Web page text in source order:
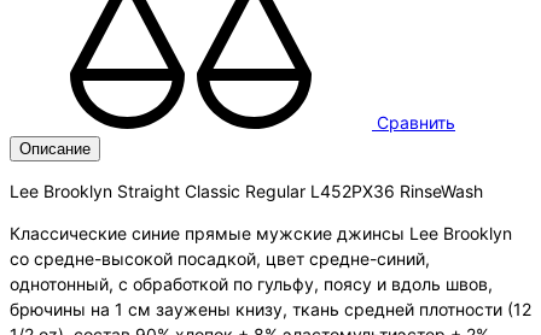
Сравнить
Описание
Lee Brooklyn Straight Classic Regular L452PX36 RinseWash
Классические синие прямые мужские джинсы Lee Brooklyn
со средне-высокой посадкой, цвет средне-синий,
однотонный, с обработкой по гульфу, поясу и вдоль швов,
брючины на 1 см заужены книзу, ткань средней плотности (12